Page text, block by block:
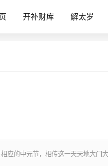
开补财库 解太岁
的中元节，相传这一天天地大门